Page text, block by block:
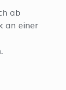
ab
an einer